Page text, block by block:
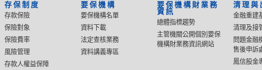
存保制度
存款保險
保險對象
保險費率
風險管理
存款人權益保障
要保機構
要保機構名單
資料下載
法定查核業務
資料講義專區
要保機構財業務
資訊
總體指標趨勢
主管機關公開個別要保
機構財業務資訊網站
清理與
金融重建
清理及接
問題金融
售後申訴
鳳信股金